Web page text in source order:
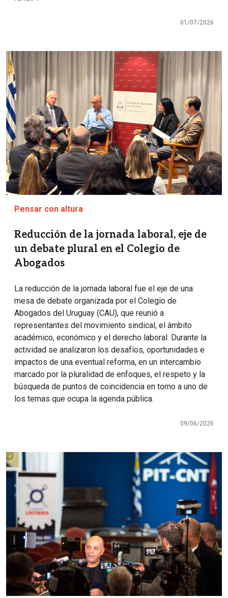
01/07/2026
Imagen
Pensar con altura
Reducción de la jornada laboral, eje de
un debate plural en el Colegio de
Abogados
La reducción de la jornada laboral fue el eje de una
mesa de debate organizada por el Colegio de
Abogados del Uruguay (CAU), que reunió a
representantes del movimiento sindical, el ámbito
académico, económico y el derecho laboral. Durante la
actividad se analizaron los desafíos, oportunidades e
impactos de una eventual reforma, en un intercambio
marcado por la pluralidad de enfoques, el respeto y la
búsqueda de puntos de coincidencia en torno a uno de
los temas que ocupa la agenda pública.
09/06/2026
Imagen